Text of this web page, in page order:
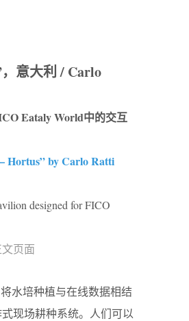
意大利 / Carlo
Eataly World中的交互
Hortus” by Carlo Ratti
designed for FICO
页面
水培种植与在线数据相结
现场耕种系统。人们可以